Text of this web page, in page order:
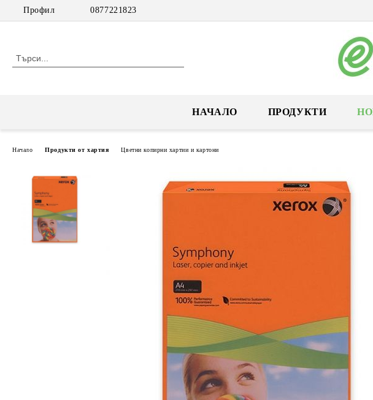
Профил 0877221823
НАЧАЛО ПРОДУКТИ
Начало Продукти от хартия Цветни копирни хартии и картони